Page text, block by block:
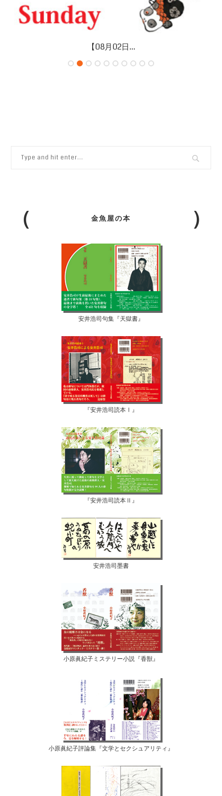
【08月02日...
金魚屋の本
安井浩司句集『天獄書』
『安井浩司読本Ⅰ』
『安井浩司読本Ⅱ』
安井浩司墨書
小原眞紀子ミステリー小説『香獣』
小原眞紀子評論集『文学とセクシュアリティ』